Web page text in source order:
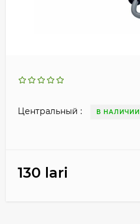
Центральный : В НАЛИЧИИ
130 lari